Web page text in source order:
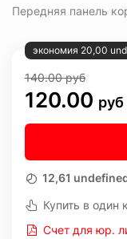
Передняя панель
экономия 20,00
140.00руб
120.00 руб
12,61
Купить в один
Счет для юр.